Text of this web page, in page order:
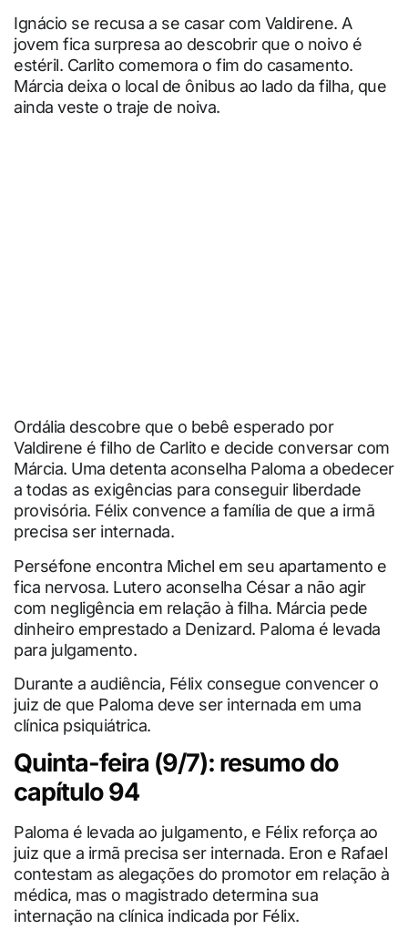
Ignácio se recusa a se casar com Valdirene. A
jovem fica surpresa ao descobrir que o noivo é
estéril. Carlito comemora o fim do casamento.
Márcia deixa o local de ônibus ao lado da filha, que
ainda veste o traje de noiva.
Ordália descobre que o bebê esperado por
Valdirene é filho de Carlito e decide conversar com
Márcia. Uma detenta aconselha Paloma a obedecer
a todas as exigências para conseguir liberdade
provisória. Félix convence a família de que a irmã
precisa ser internada.
Perséfone encontra Michel em seu apartamento e
fica nervosa. Lutero aconselha César a não agir
com negligência em relação à filha. Márcia pede
dinheiro emprestado a Denizard. Paloma é levada
para julgamento.
Durante a audiência, Félix consegue convencer o
juiz de que Paloma deve ser internada em uma
clínica psiquiátrica.
Quinta-feira (9/7): resumo do
capítulo 94
Paloma é levada ao julgamento, e Félix reforça ao
juiz que a irmã precisa ser internada. Eron e Rafael
contestam as alegações do promotor em relação à
médica, mas o magistrado determina sua
internação na clínica indicada por Félix.